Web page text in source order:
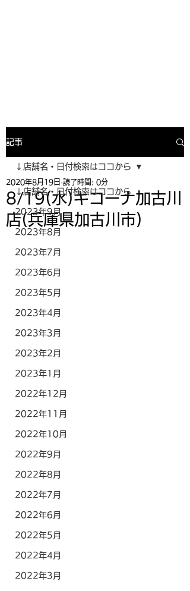
記事
↓店舗名・日付検索はココから
2023年9月
2023年8月
2023年7月
2023年6月
2023年5月
2023年4月
2023年3月
2023年2月
2023年1月
2022年12月
2022年11月
2022年10月
2022年9月
2022年8月
2022年7月
2022年6月
2022年5月
2022年4月
2022年3月
↓店舗名・日付検索はココから
8/19(水)キコーナ加古川
店(兵庫県加古川市)
2020年8月19日 読了時間: 0分